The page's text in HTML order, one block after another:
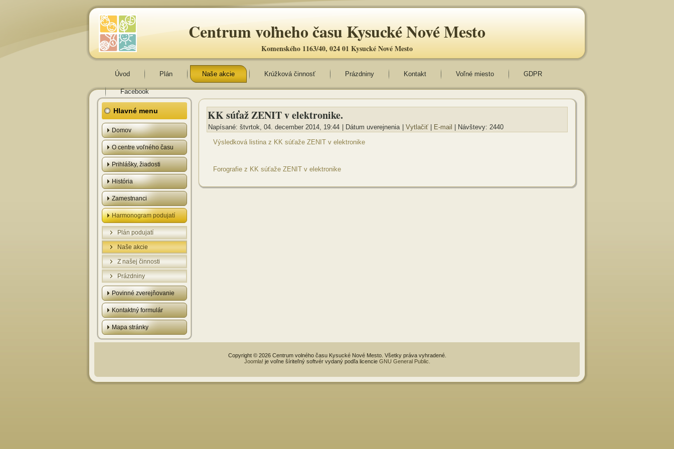
Centrum voľneho času Kysucké Nové Mesto
Komenského 1163/40, 024 01 Kysucké Nové Mesto
Úvod Plán Naše akcie Krúžková činnosť Prázdniny Kontakt Voľné miesto GDPR
Facebook
Hlavné menu
Domov
O centre voľného času
Prihlášky, žiadosti
História
Zamestnanci
Harmonogram podujatí
Plán podujatí
Naše akcie
Z našej činnosti
Prázdniny
Povinné zverejňovanie
Kontaktný formulár
Mapa stránky
KK súťaž ZENIT v elektronike.
Napísané: štvrtok, 04. december 2014, 19:44 Dátum uverejnenia Vytlačiť E-mail
| Návštevy: 2440
Výsledková listina z KK súťaže ZENIT v elektronike
Forografie z KK súťaže ZENIT v elektronike
Copyright © 2026 Centrum volného času Kysucké Nové Mesto. Všetky práva vyhradené.
Joomla! je voľne šíriteľný softvér vydaný podľa licencie GNU General Public.